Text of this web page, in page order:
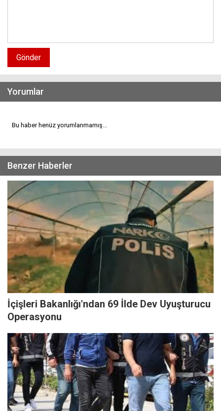
Gönder
Yorumlar
Bu haber henüz yorumlanmamış...
Benzer Haberler
İçişleri Bakanlığı'ndan 69 İlde Dev Uyuşturucu
Operasyonu